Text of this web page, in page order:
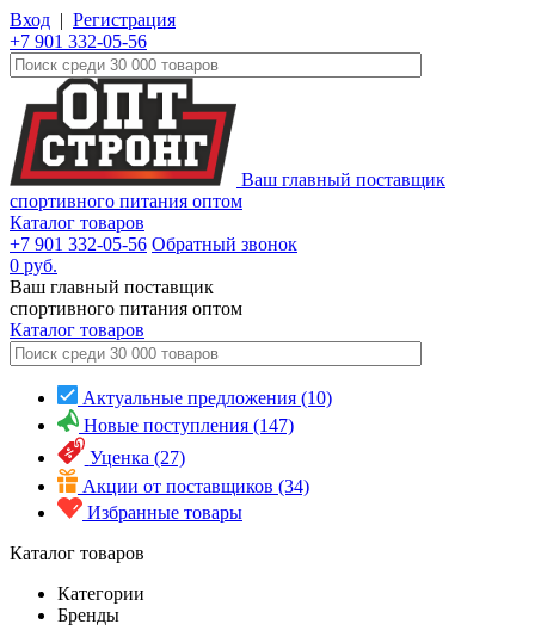
Вход | Регистрация
+7 901 332-05-56
Ваш главный поставщик
спортивного питания оптом
Каталог товаров
+7 901 332-05-56 Обратный звонок
0 руб.
Ваш главный поставщик
спортивного питания оптом
Каталог товаров
Актуальные предложения (10)
Новые поступления (147)
Уценка (27)
Акции от поставщиков (34)
Избранные товары
Каталог товаров
Категории
Бренды